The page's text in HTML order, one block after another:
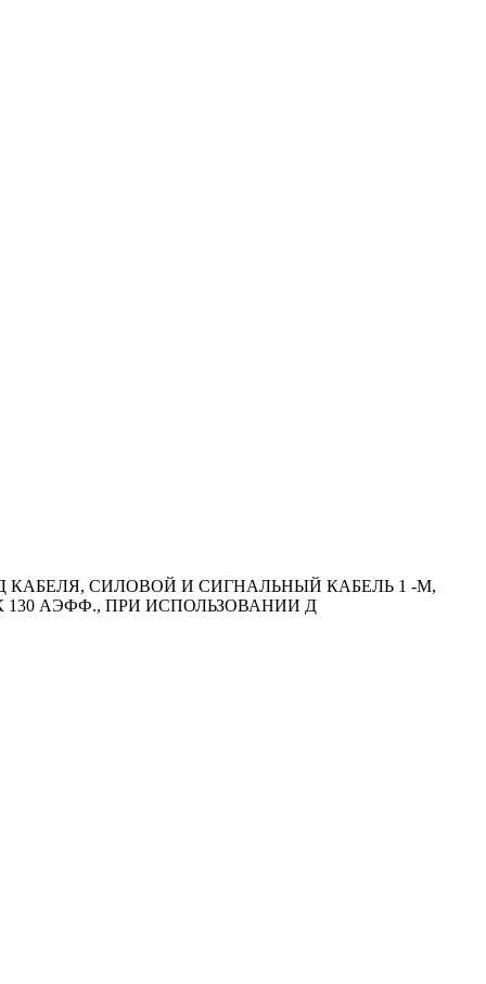
СИЛОВОЙ И СИГНАЛЬНЫЙ КАБЕЛЬ 1 -М,
АЭФФ., ПРИ ИСПОЛЬЗОВАНИИ Д